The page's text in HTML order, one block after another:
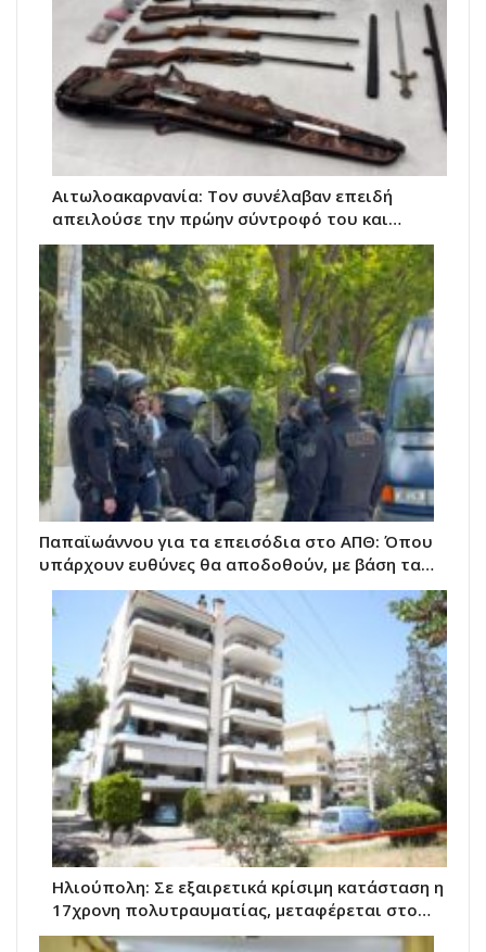
Αιτωλοακαρνανία: Τον συνέλαβαν επειδή
απειλούσε την πρώην σύντροφό του και…
Παπαϊωάννου για τα επεισόδια στο ΑΠΘ: Όπου
υπάρχουν ευθύνες θα αποδοθούν, με βάση τα…
Ηλιούπολη: Σε εξαιρετικά κρίσιμη κατάσταση η
17χρονη πολυτραυματίας, μεταφέρεται στο…